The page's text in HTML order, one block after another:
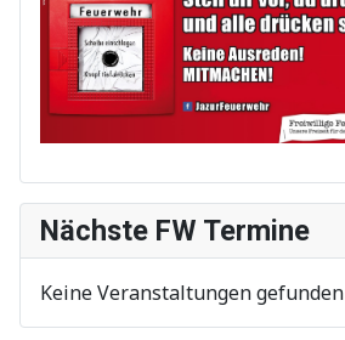
Nächste FW Termine
Keine Veranstaltungen gefunden